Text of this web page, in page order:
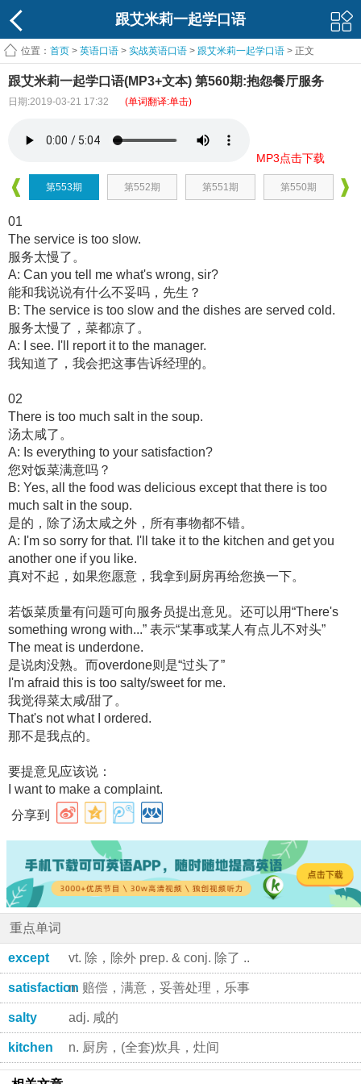
跟艾米莉一起学口语
位置： 首页 > 英语口语 > 实战英语口语 > 跟艾米莉一起学口语 > 正文
跟艾米莉一起学口语(MP3+文本) 第560期:抱怨餐厅服务
日期:2019-03-21 17:32 (单词翻译:单击)
MP3点击下载
第553期 第552期 第551期 第550期
01
The service is too slow.
服务太慢了。
A: Can you tell me what's wrong, sir?
能和我说说有什么不妥吗，先生？
B: The service is too slow and the dishes are served cold.
服务太慢了，菜都凉了。
A: I see. I'll report it to the manager.
我知道了，我会把这事告诉经理的。
02
There is too much salt in the soup.
汤太咸了。
A: Is everything to your satisfaction?
您对饭菜满意吗？
B: Yes, all the food was delicious except that there is too
much salt in the soup.
是的，除了汤太咸之外，所有事物都不错。
A: I'm so sorry for that. I'll take it to the kitchen and get you
another one if you like.
真对不起，如果您愿意，我拿到厨房再给您换一下。
若饭菜质量有问题可向服务员提出意见。还可以用“There's
something wrong with...” 表示“某事或某人有点儿不对头”
The meat is underdone.
是说肉没熟。而overdone则是“过头了”
I'm afraid this is too salty/sweet for me.
我觉得菜太咸/甜了。
That's not what I ordered.
那不是我点的。
要提意见应该说：
I want to make a complaint.
分享到
重点单词
except vt. 除，除外 prep. & conj. 除了 ..
satisfactionn. 赔偿，满意，妥善处理，乐事，确信
salty adj. 咸的
kitchen n. 厨房，(全套)炊具，灶间